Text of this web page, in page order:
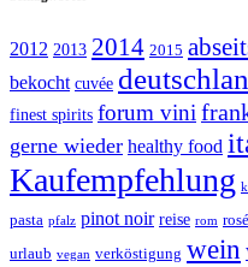
2012 2013 2014 2015
bekocht cuvée
finest spirits forum vini
gerne wieder healthy food
Kaufempfehlung
pasta pfalz pinot noir reise rom rosé
urlaub vegan verköstigung wein